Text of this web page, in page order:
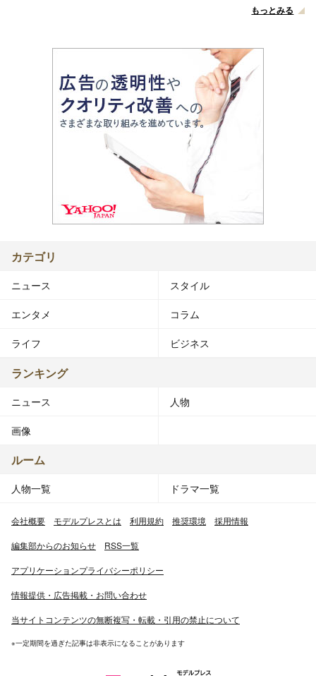
もっとみる
カテゴリ
ニュース スタイル
エンタメ コラム
ライフ ビジネス
ランキング
ニュース 人物
画像
ルーム
人物一覧 ドラマ一覧
会社概要 モデルプレスとは 利用規約 推奨環境 採用情報
編集部からのお知らせ RSS一覧
アプリケーションプライバシーポリシー
情報提供・広告掲載・お問い合わせ
当サイトコンテンツの無断複写・転載・引用の禁止について
※一定期間を過ぎた記事は非表示になることがあります